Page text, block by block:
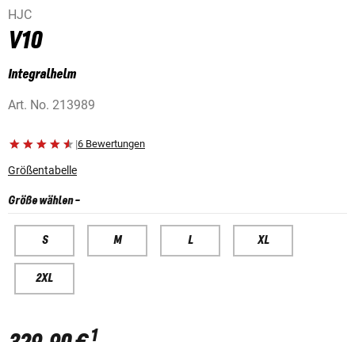
HJC
V10
Integralhelm
Art. No. 213989
|6 Bewertungen
Größentabelle
Größe wählen-
S M L XL
2XL
1